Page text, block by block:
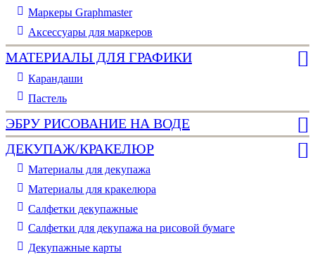
Маркеры Graphmaster
Аксессуары для маркеров
МАТЕРИАЛЫ ДЛЯ ГРАФИКИ
Карандаши
Пастель
ЭБРУ РИСОВАНИЕ НА ВОДЕ
ДЕКУПАЖ/КРАКЕЛЮР
Материалы для декупажа
Материалы для кракелюра
Cалфетки декупажные
Салфетки для декупажа на рисовой бумаге
Декупажные карты